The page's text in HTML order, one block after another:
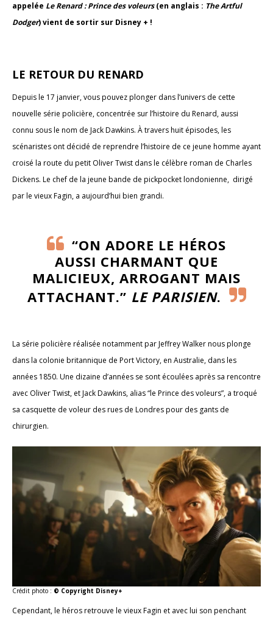
appelée Le Renard : Prince des voleurs(en anglais : The Artful
Dodger) vient de sortir sur Disney + !
LE RETOUR DU RENARD
Depuis le 17 janvier, vous pouvez plonger dans l’univers de cette
nouvelle série policière, concentrée sur l’histoire du Renard, aussi
connu sous le nom de Jack Dawkins. À travers huit épisodes, les
scénaristes ont décidé de reprendre l’histoire de ce jeune homme ayant
croisé la route du petit Oliver Twist dans le célèbre roman de Charles
Dickens. Le chef de la jeune bande de pickpocket londonienne, dirigé
par le vieux Fagin, a aujourd’hui bien grandi.
“ON ADORE LE HÉROS
AUSSI CHARMANT QUE
MALICIEUX, ARROGANT MAIS
ATTACHANT.” LE PARISIEN.
La série policière réalisée notamment par Jeffrey Walker nous plonge
dans la colonie britannique de Port Victory, en Australie, dans les
années 1850. Une dizaine d’années se sont écoulées après sa rencontre
avec Oliver Twist, et Jack Dawkins, alias “le Prince des voleurs”, a troqué
sa casquette de voleur des rues de Londres pour des gants de
chirurgien.
Crédit photo : © Copyright Disney+
Cependant, le héros retrouve le vieux Fagin et avec lui son penchant